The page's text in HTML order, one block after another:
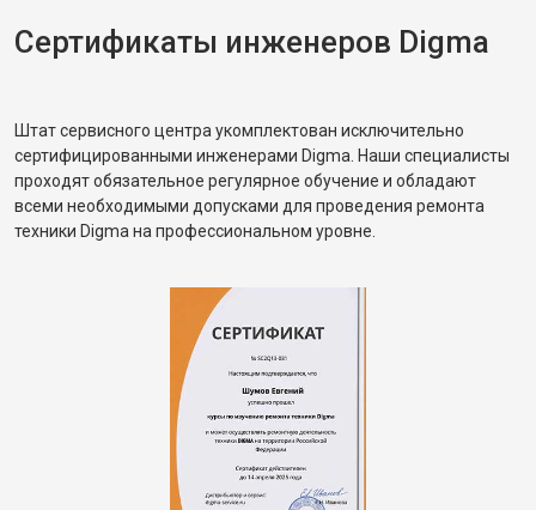
Сертификаты инженеров Digma
Штат сервисного центра укомплектован исключительно
сертифицированными инженерами Digma. Наши специалисты
проходят обязательное регулярное обучение и обладают
всеми необходимыми допусками для проведения ремонта
техники Digma на профессиональном уровне.